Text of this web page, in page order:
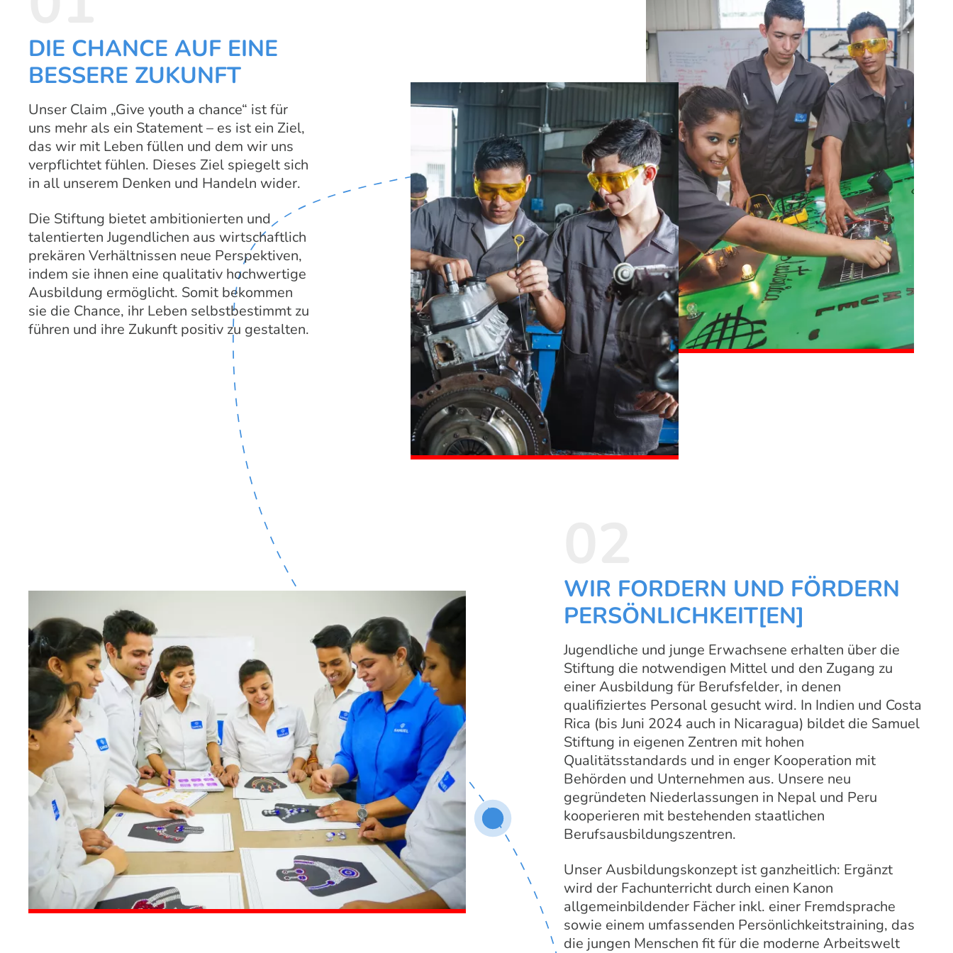
DIE CHANCE AUF EINE
BESSERE ZUKUNFT
Unser Claim „Give youth a chance“ ist für
uns mehr als ein Statement – es ist ein Ziel,
das wir mit Leben füllen und dem wir uns
verpflichtet fühlen. Dieses Ziel spiegelt sich
in all unserem Denken und Handeln wider.
Die Stiftung bietet ambitionierten und
talentierten Jugendlichen aus wirtschaftlich
prekären Verhältnissen neue Perspektiven,
indem sie ihnen eine qualitativ hochwertige
Ausbildung ermöglicht. Somit bekommen
sie die Chance, ihr Leben selbstbestimmt zu
führen und ihre Zukunft positiv zu gestalten.
WIR FORDERN UND FÖRDERN
PERSÖNLICHKEIT[EN]
Jugendliche und junge Erwachsene erhalten über die
Stiftung die notwendigen Mittel und den Zugang zu
einer Ausbildung für Berufsfelder, in denen
qualifiziertes Personal gesucht wird. In Indien und Costa
Rica (bis Juni 2024 auch in Nicaragua) bildet die Samuel
Stiftung in eigenen Zentren mit hohen
Qualitätsstandards und in enger Kooperation mit
Behörden und Unternehmen aus. Unsere neu
gegründeten Niederlassungen in Nepal und Peru
kooperieren mit bestehenden staatlichen
Berufsausbildungszentren.
Unser Ausbildungskonzept ist ganzheitlich: Ergänzt
wird der Fachunterricht durch einen Kanon
allgemeinbildender Fächer inkl. einer Fremdsprache
sowie einem umfassenden Persönlichkeitstraining, das
die jungen Menschen fit für die moderne Arbeitswelt